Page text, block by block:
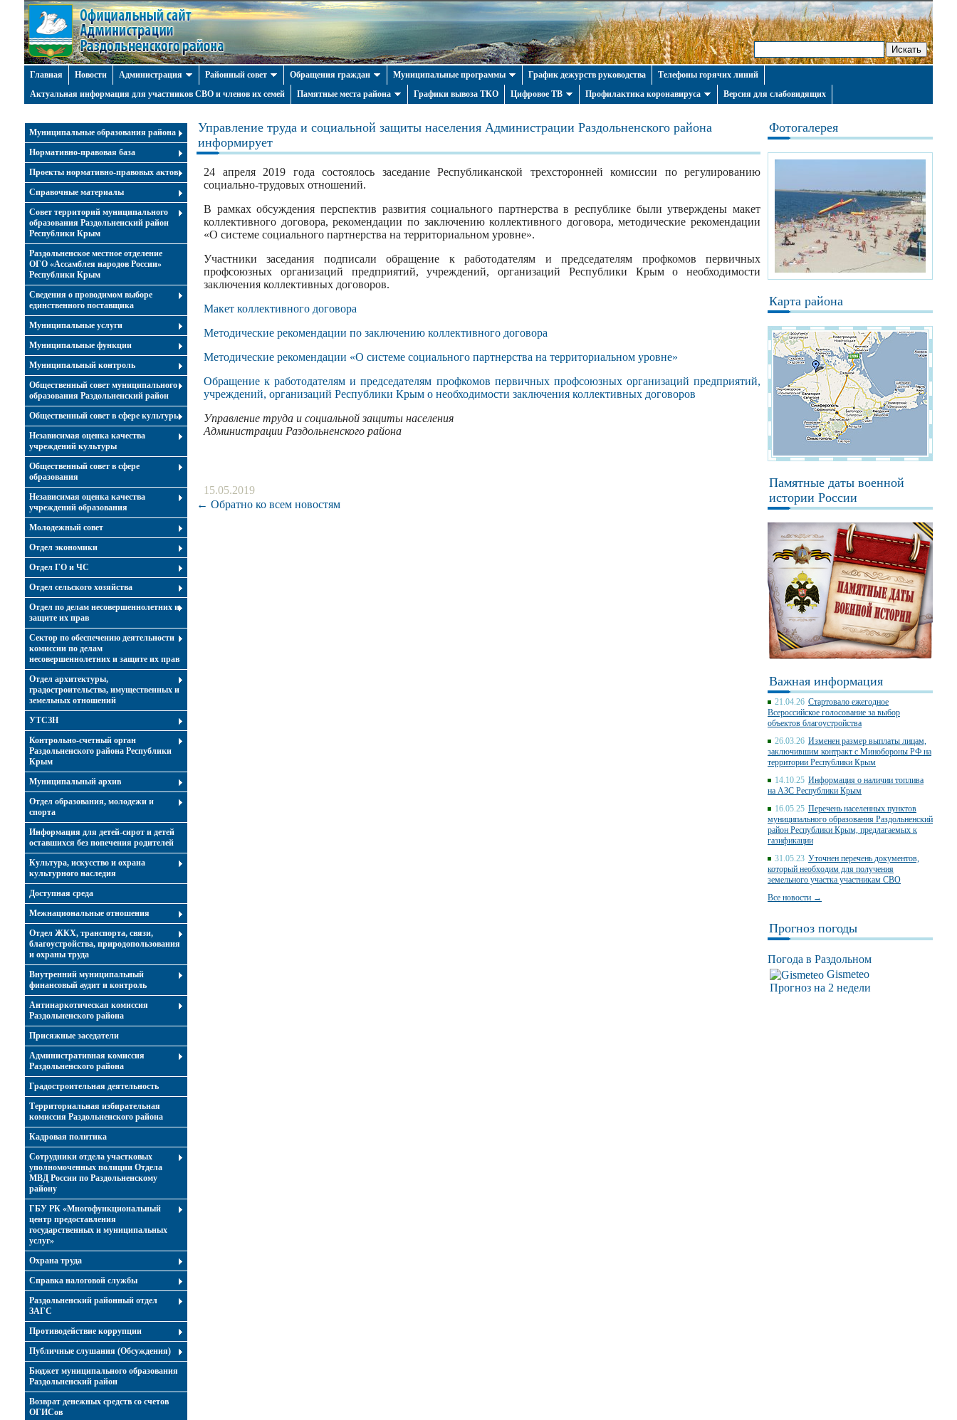
Главная Новости Администрация Районный совет Обращения граждан Муниципальные программы График дежурств руководства
Телефоны горячих линий
Актуальная информация для участников СВО и членов их семей
Памятные места района Графики вывоза ТКО Цифровое ТВ Профилактика коронавируса Версия для слабовидящих
Муниципальные образования района
Нормативно-правовая база
Проекты нормативно-правовых актов
Справочные материалы
Совет территорий муниципального
образования Раздольненский район
Республики Крым
Раздольненское местное отделение
ОГО «Ассамблея народов России»
Республики Крым
Cведения о проводимом выборе
единственного поставщика
Муниципальные услуги
Муниципальные функции
Муниципальный контроль
Общественный совет муниципального
образования Раздольненский район
Общественный совет в сфере культуры
Независимая оценка качества
учреждений культуры
Общественный совет в сфере
образования
Независимая оценка качества
учреждений образования
Молодежный совет
Отдел экономики
Отдел ГО и ЧС
Отдел сельского хозяйства
Отдел по делам несовершеннолетних и
защите их прав
Сектор по обеспечению деятельности
комиссии по делам
несовершеннолетних и защите их прав
Отдел архитектуры,
градостроительства, имущественных и
земельных отношений
УТСЗН
Контрольно-счетный орган
Раздольненского района Республики
Крым
Муниципальный архив
Отдел образования, молодежи и
спорта
Информация для детей-сирот и детей
оставшихся без попечения родителей
Культура, искусство и охрана
культурного наследия
Доступная среда
Межнациональные отношения
Отдел ЖКХ, транспорта, связи,
благоустройства, природопользования
и охраны труда
Внутренний муниципальный
финансовый аудит и контроль
Антинаркотическая комиссия
Раздольненского района
Присяжные заседатели
Административная комиссия
Раздольненского района
Градостроительная деятельность
Территориальная избирательная
комиссия Раздольненского района
Кадровая политика
Сотрудники отдела участковых
уполномоченных полиции Отдела
МВД России по Раздольненскому
району
ГБУ РК «Многофункциональный
центр предоставления
государственных и муниципальных
услуг»
Охрана труда
Справка налоговой службы
Раздольненский районный отдел
ЗАГС
Противодействие коррупции
Публичные слушания (Обсуждения)
Бюджет муниципального образования
Раздольненский район
Возврат денежных средств со счетов
ОГИСов
Управление труда и социальной защиты населения Администрации Раздольненского района
информирует
24 апреля 2019 года состоялось заседание Республиканской трехсторонней комиссии по регулированию
социально-трудовых отношений.
В рамках обсуждения перспектив развития социального партнерства в республике были утверждены макет
коллективного договора, рекомендации по заключению коллективного договора, методические рекомендации
«О системе социального партнерства на территориальном уровне».
Участники заседания подписали обращение к работодателям и председателям профкомов первичных
профсоюзных организаций предприятий, учреждений, организаций Республики Крым о необходимости
заключения коллективных договоров.
Макет коллективного договора
Методические рекомендации по заключению коллективного договора
Методические рекомендации «О системе социального партнерства на территориальном уровне»
Обращение к работодателям и председателям профкомов первичных профсоюзных организаций предприятий,
учреждений, организаций Республики Крым о необходимости заключения коллективных договоров
Управление труда и социальной защиты населения
Администрации Раздольненского района
15.05.2019
← Обратно ко всем новостям
Фотогалерея
Карта района
Памятные даты военной
истории России
Важная информация
21.04.26 Стартовало ежегодное
Всероссийское голосование за выбор
объектов благоустройства
26.03.26 Изменен размер выплаты лицам,
заключившим контракт с Минобороны РФ на
территории Республики Крым
14.10.25 Информация о наличии топлива
на АЗС Республики Крым
16.05.25 Перечень населенных пунктов
муниципального образования Раздольненский
район Республики Крым, предлагаемых к
газификации
31.05.23 Уточнен перечень документов,
который необходим для получения
земельного участка участникам СВО
Все новости →
Прогноз погоды
Погода в Раздольном
Gismeteo
Прогноз на 2 недели